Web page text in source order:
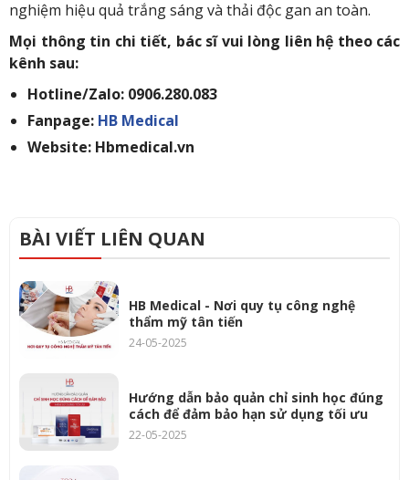
nghiệm hiệu quả trắng sáng và thải độc gan an toàn.
Mọi thông tin chi tiết, bác sĩ vui lòng liên hệ theo các
kênh sau:
Hotline/Zalo: 0906.280.083
Fanpage: HB Medical
Website: Hbmedical.vn
BÀI VIẾT LIÊN QUAN
HB Medical - Nơi quy tụ công nghệ
thẩm mỹ tân tiến
24-05-2025
Hướng dẫn bảo quản chỉ sinh học đúng
cách để đảm bảo hạn sử dụng tối ưu
22-05-2025